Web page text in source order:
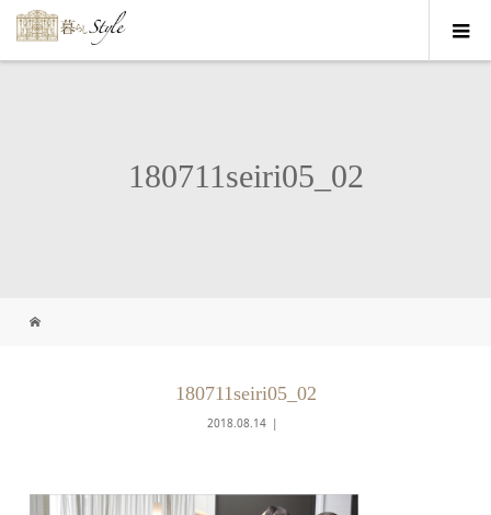
180711seiri05_02
180711seiri05_02
2018.08.14